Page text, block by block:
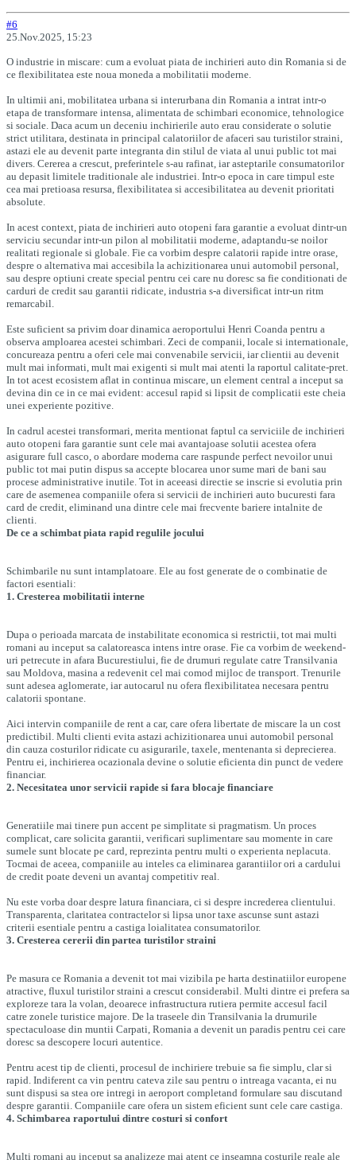
#6
25.Nov.2025, 15:23
O industrie in miscare: cum a evoluat piata de inchirieri auto din Romania si de
ce flexibilitatea este noua moneda a mobilitatii moderne.
In ultimii ani, mobilitatea urbana si interurbana din Romania a intrat intr-o
etapa de transformare intensa, alimentata de schimbari economice, tehnologice
si sociale. Daca acum un deceniu inchirierile auto erau considerate o solutie
strict utilitara, destinata in principal calatoriilor de afaceri sau turistilor straini,
astazi ele au devenit parte integranta din stilul de viata al unui public tot mai
divers. Cererea a crescut, preferintele s-au rafinat, iar asteptarile consumatorilor
au depasit limitele traditionale ale industriei. Intr-o epoca in care timpul este
cea mai pretioasa resursa, flexibilitatea si accesibilitatea au devenit prioritati
absolute.
In acest context, piata de inchirieri auto otopeni fara garantie a evoluat dintr-un
serviciu secundar intr-un pilon al mobilitatii moderne, adaptandu-se noilor
realitati regionale si globale. Fie ca vorbim despre calatorii rapide intre orase,
despre o alternativa mai accesibila la achizitionarea unui automobil personal,
sau despre optiuni create special pentru cei care nu doresc sa fie conditionati de
carduri de credit sau garantii ridicate, industria s-a diversificat intr-un ritm
remarcabil.
Este suficient sa privim doar dinamica aeroportului Henri Coanda pentru a
observa amploarea acestei schimbari. Zeci de companii, locale si internationale,
concureaza pentru a oferi cele mai convenabile servicii, iar clientii au devenit
mult mai informati, mult mai exigenti si mult mai atenti la raportul calitate-pret.
In tot acest ecosistem aflat in continua miscare, un element central a inceput sa
devina din ce in ce mai evident: accesul rapid si lipsit de complicatii este cheia
unei experiente pozitive.
In cadrul acestei transformari, merita mentionat faptul ca serviciile de inchirieri
auto otopeni fara garantie sunt cele mai avantajoase solutii acestea ofera
asigurare full casco, o abordare moderna care raspunde perfect nevoilor unui
public tot mai putin dispus sa accepte blocarea unor sume mari de bani sau
procese administrative inutile. Tot in aceeasi directie se inscrie si evolutia prin
care de asemenea companiile ofera si servicii de inchirieri auto bucuresti fara
card de credit, eliminand una dintre cele mai frecvente bariere intalnite de
clienti.
De ce a schimbat piata rapid regulile jocului
Schimbarile nu sunt intamplatoare. Ele au fost generate de o combinatie de
factori esentiali:
1. Cresterea mobilitatii interne
Dupa o perioada marcata de instabilitate economica si restrictii, tot mai multi
romani au inceput sa calatoreasca intens intre orase. Fie ca vorbim de weekend-
uri petrecute in afara Bucurestiului, fie de drumuri regulate catre Transilvania
sau Moldova, masina a redevenit cel mai comod mijloc de transport. Trenurile
sunt adesea aglomerate, iar autocarul nu ofera flexibilitatea necesara pentru
calatorii spontane.
Aici intervin companiile de rent a car, care ofera libertate de miscare la un cost
predictibil. Multi clienti evita astazi achizitionarea unui automobil personal
din cauza costurilor ridicate cu asigurarile, taxele, mentenanta si deprecierea.
Pentru ei, inchirierea ocazionala devine o solutie eficienta din punct de vedere
financiar.
2. Necesitatea unor servicii rapide si fara blocaje financiare
Generatiile mai tinere pun accent pe simplitate si pragmatism. Un proces
complicat, care solicita garantii, verificari suplimentare sau momente in care
sumele sunt blocate pe card, reprezinta pentru multi o experienta neplacuta.
Tocmai de aceea, companiile au inteles ca eliminarea garantiilor ori a cardului
de credit poate deveni un avantaj competitiv real.
Nu este vorba doar despre latura financiara, ci si despre increderea clientului.
Transparenta, claritatea contractelor si lipsa unor taxe ascunse sunt astazi
criterii esentiale pentru a castiga loialitatea consumatorilor.
3. Cresterea cererii din partea turistilor straini
Pe masura ce Romania a devenit tot mai vizibila pe harta destinatiilor europene
atractive, fluxul turistilor straini a crescut considerabil. Multi dintre ei prefera sa
exploreze tara la volan, deoarece infrastructura rutiera permite accesul facil
catre zonele turistice majore. De la traseele din Transilvania la drumurile
spectaculoase din muntii Carpati, Romania a devenit un paradis pentru cei care
doresc sa descopere locuri autentice.
Pentru acest tip de clienti, procesul de inchiriere trebuie sa fie simplu, clar si
rapid. Indiferent ca vin pentru cateva zile sau pentru o intreaga vacanta, ei nu
sunt dispusi sa stea ore intregi in aeroport completand formulare sau discutand
despre garantii. Companiile care ofera un sistem eficient sunt cele care castiga.
4. Schimbarea raportului dintre costuri si confort
Multi romani au inceput sa analizeze mai atent ce inseamna costurile reale ale